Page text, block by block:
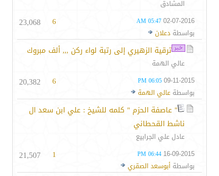
المشادق
02-07-2016
05:47 AM
بواسطة دعلان
6
23,068
ترقية الزهيري إلى رتبة لواء ركن ,,, ألف مبروك
عالي الهمة
09-11-2015
06:05 PM
بواسطة عالي الهمة
6
20,382
" عاصفة الحزم " كلمه للشيخ : علي ابن سعد ال
ناشط القحطاني
عادل علي الجرابيع
16-09-2015
06:44 PM
بواسطة أبوسعد الصقري
1
21,507